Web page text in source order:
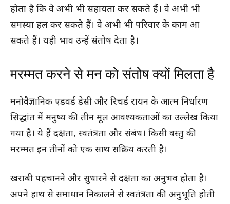
होता है कि वे अभी भी सहायता कर सकते हैं। वे अभी भी
समस्या हल कर सकते हैं। वे अभी भी परिवार के काम आ
सकते हैं। यही भाव उन्हें संतोष देता है।
मरम्मत करने से मन को संतोष क्यों मिलता है
मनोवैज्ञानिक एडवर्ड डेसी और रिचर्ड रायन के आत्म निर्धारण
सिद्धांत में मनुष्य की तीन मूल आवश्यकताओं का उल्लेख किया
गया है। ये हैं दक्षता, स्वतंत्रता और संबंध। किसी वस्तु की
मरम्मत इन तीनों को एक साथ सक्रिय करती है।
खराबी पहचानने और सुधारने से दक्षता का अनुभव होता है।
अपने हाथ से समाधान निकालने से स्वतंत्रता की अनुभूति होती